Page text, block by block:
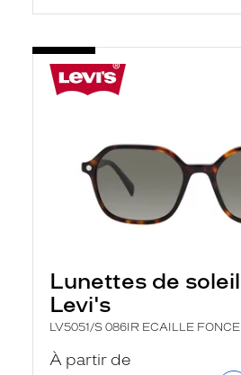
Lunettes de soleil
Levi's
LV5051/S 086IR ECAILLE FONCE
À partir de